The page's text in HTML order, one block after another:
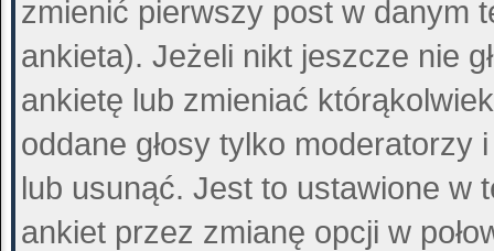
zmienić pierwszy post w danym
ankieta). Jeżeli nikt jeszcze nie
ankietę lub zmieniać
oddane głosy tylko
lub usunąć. Jest to ustawione w
ankiet przez zmianę opcji w